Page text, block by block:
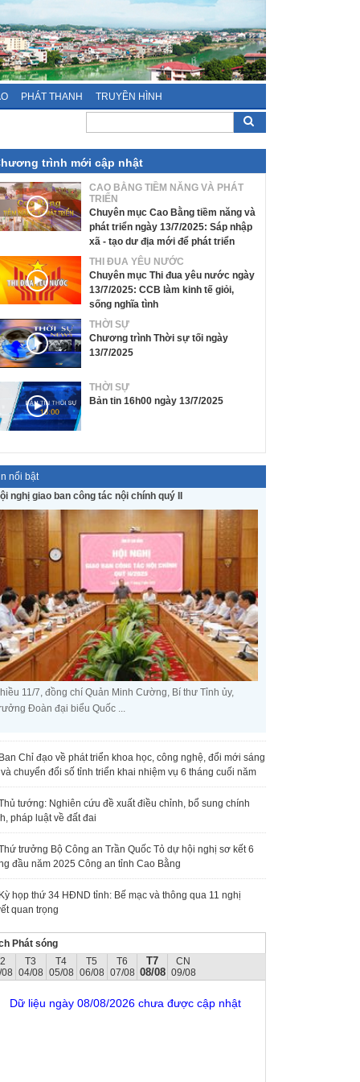
PHÁT THANH TRUYỀN HÌNH
trình mới cập nhật
CAO BẰNG TIỀM NĂNG VÀ PHÁT
TRIỂN
Chuyên mục Cao Bằng tiềm năng và
phát triển ngày 13/7/2025: Sáp nhập
xã - tạo dư địa mới để phát triển
THI ĐUA YÊU NƯỚC
Chuyên mục Thi đua yêu nước ngày
13/7/2025: CCB làm kinh tế giỏi,
sống nghĩa tình
THỜI SỰ
Chương trình Thời sự tối ngày
13/7/2025
THỜI SỰ
Bản tin 16h00 ngày 13/7/2025
nổi bật
nghị giao ban công tác nội chính quý II
11/7, đồng chí Quản Minh Cường, Bí thư Tỉnh ủy,
Đoàn đại biểu Quốc ...
Chỉ đạo về phát triển khoa học, công nghệ, đổi mới sáng
chuyển đổi số tỉnh triển khai nhiệm vụ 6 tháng cuối năm
tướng: Nghiên cứu đề xuất điều chỉnh, bổ sung chính
pháp luật về đất đai
trưởng Bộ Công an Trần Quốc Tỏ dự hội nghị sơ kết 6
đầu năm 2025 Công an tỉnh Cao Bằng
họp thứ 34 HĐND tỉnh: Bế mạc và thông qua 11 nghị
quan trọng
Phát sóng
T3
04/08
T4
05/08
T5
06/08
T6
07/08
T7
08/08
CN
09/08
Dữ liệu ngày 08/08/2026 chưa được cập nhật